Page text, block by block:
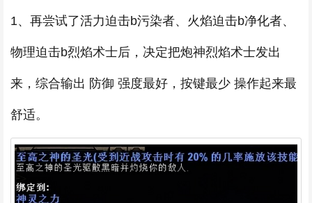
1、再尝试了活力迫击b污染者、火焰迫击b净化者、
物理迫击b烈焰术士后，决定把炮神烈焰术士发出
来，综合输出 防御 强度最好，按键最少 操作起来最
舒适。